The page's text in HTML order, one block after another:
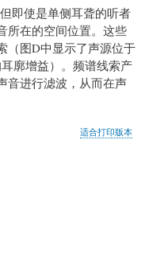
即使是单侧耳聋的听者
所在的空间位置。这些
（图D中显示了声源位于
廓增益）。频谱线索产
音进行滤波，从而在声
适合打印版本